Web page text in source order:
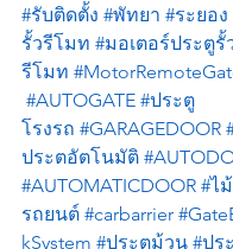
#รับติดตั้ง #พัทยา #ระยอง
รั้วรีโมท #มอเตอร์ประตูรั้
รีโมท
#AUTOGATE #ประตู
โรงรถ #GARAGEDOOR
ประตอัตโนมัติ
#AUTOMATICDOOR #ไ
รถยนต์ #carbarrier
kSystem #ประตูม้วน #ปร